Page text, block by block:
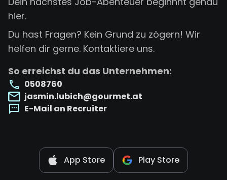
hier.
Du hast Fragen? Kein Grund zu zögern! Wir
helfen dir gerne. Kontaktiere uns.
So erreichst du das Unternehmen:
0508760
jasmin.lubich@gourmet.at
E-Mail an Recruiter
App Store Play Store